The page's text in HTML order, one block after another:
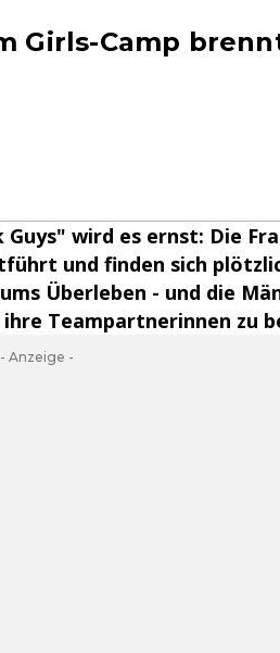
Girls-Camp
wird es ernst: Die
und finden sich
Überleben - und die
ihre Teampartnerinnen zu
- Anzeige -